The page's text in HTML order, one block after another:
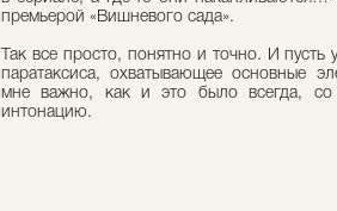
премьерой «Вишневого сада».
Так все просто, понятно и точно. И
паратаксиса, охватывающее основные
мне важно, как и это было всегда, со
интонацию.